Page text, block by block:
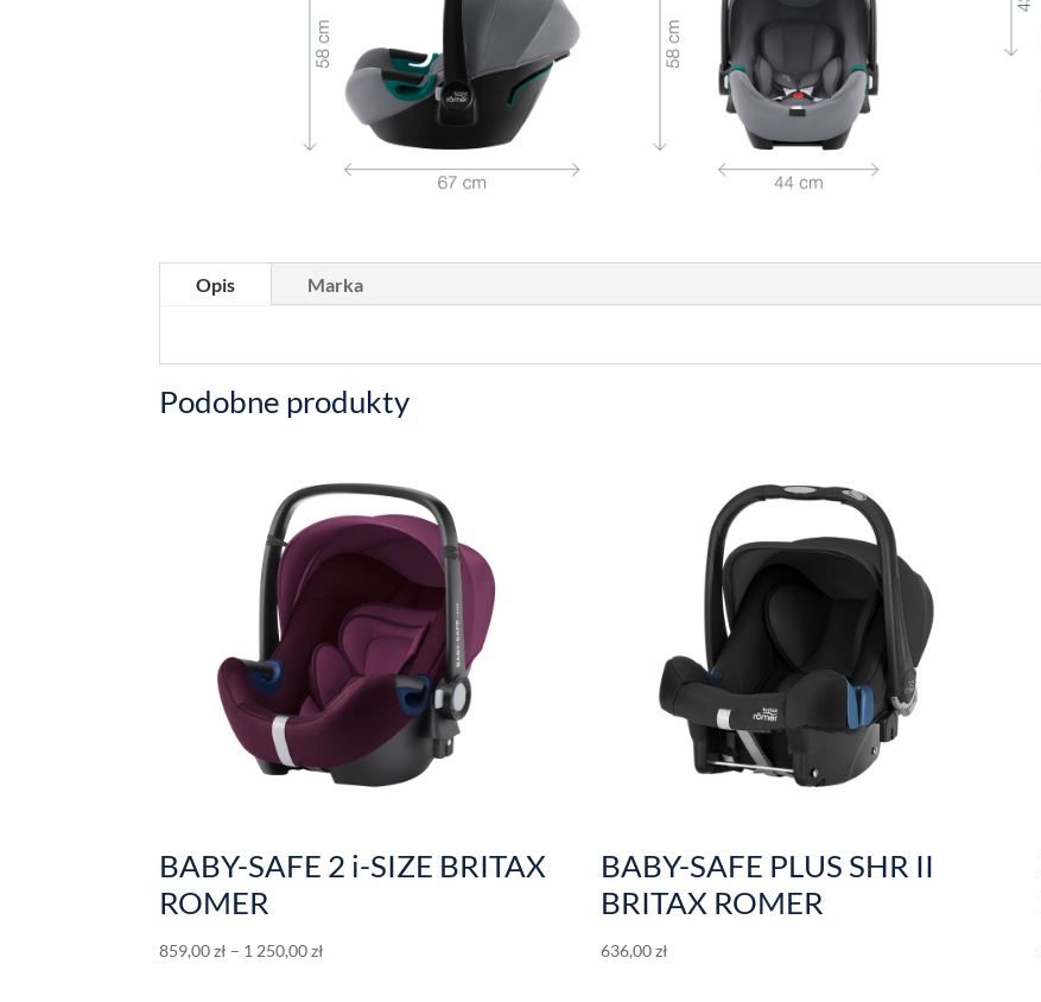
Opis Marka
Podobne produkty
BABY-SAFE 2 i-SIZE BRITAX
ROMER
859,00zł – 1 250,00zł
BABY-SAFE PLUS SHR II
BRITAX ROMER
636,00zł